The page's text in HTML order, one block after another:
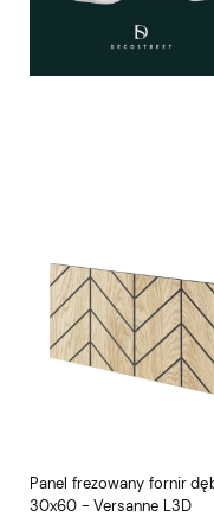
Panel frezowany fornir
30x60 - Versanne L3D